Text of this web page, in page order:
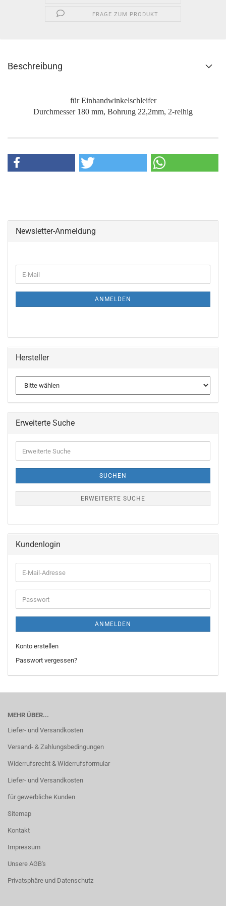
FRAGE ZUM PRODUKT
Beschreibung
für Einhandwinkelschleifer
Durchmesser 180 mm, Bohrung 22,2mm, 2-reihig
Newsletter-Anmeldung
ZUR
E-
Mail
ANMELDEN
Hersteller
Erweiterte Suche
Suche
SUCHEN
ERWEITERTE SUCHE
Kundenlogin
E-
Mail-
Adresse
Passwort
ANMELDEN
Konto erstellen
Passwort vergessen?
MEHR ÜBER...
Liefer- und Versandkosten
Versand- & Zahlungsbedingungen
Widerrufsrecht & Widerrufsformular
Liefer- und Versandkosten
für gewerbliche Kunden
Sitemap
Kontakt
Impressum
Unsere AGB's
Privatsphäre und Datenschutz